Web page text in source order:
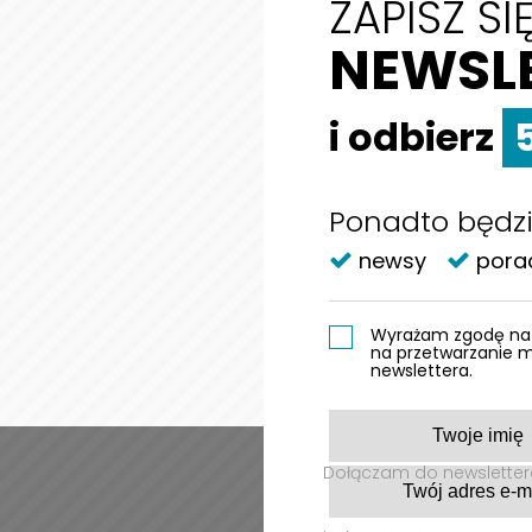
W
i
i
Newsletter |
Wyrażam zgodę na
ZAPISZ
i odbierz
Ponadto
newsy
Wyrażam zgodę
na przetwarzanie
newslettera.
Dołączam do